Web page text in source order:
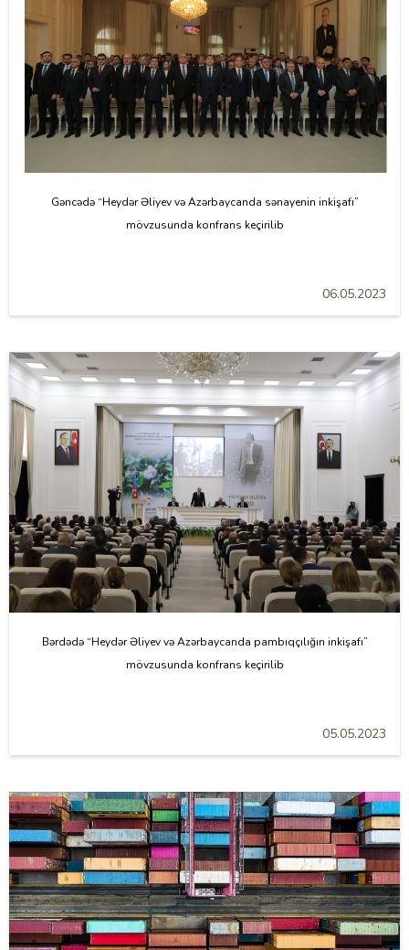
Gəncədə “Heydər Əliyev və Azərbaycanda sənayenin inkişafı”
mövzusunda konfrans keçirilib
06.05.2023
Bərdədə “Heydər Əliyev və Azərbaycanda pambıqçılığın inkişafı”
mövzusunda konfrans keçirilib
05.05.2023